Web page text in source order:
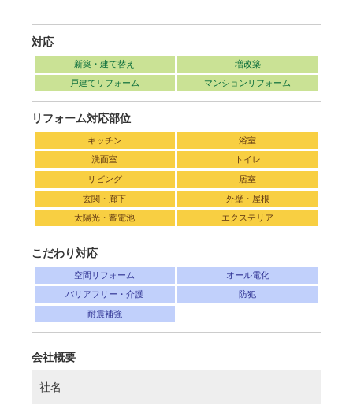
対応
新築・建て替え 増改築
戸建てリフォーム マンションリフォーム
リフォーム対応部位
キッチン 浴室
洗面室 トイレ
リビング 居室
玄関・廊下 外壁・屋根
太陽光・蓄電池 エクステリア
こだわり対応
空間リフォーム オール電化
バリアフリー・介護 防犯
耐震補強
会社概要
社名